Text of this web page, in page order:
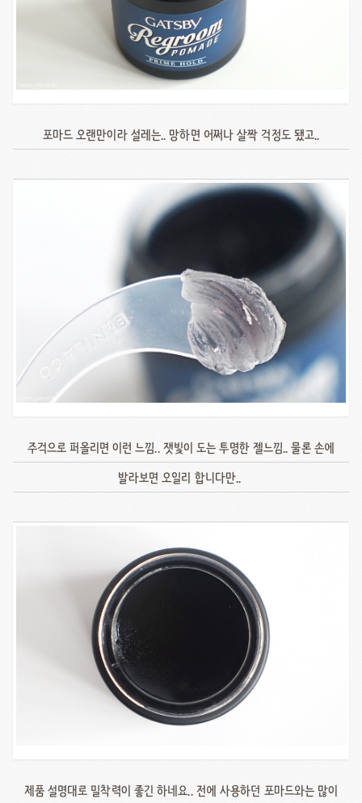
포마드 오랜만이라 설레는.. 망하면 어쩌나 살짝 걱정도 됐고..
주걱으로 퍼올리면 이런 느낌.. 잿빛이 도는 투명한 젤느낌.. 물론 손에
발라보면 오일리 합니다만..
제품 설명대로 밀착력이 좋긴 하네요.. 전에 사용하던 포마드와는 많이